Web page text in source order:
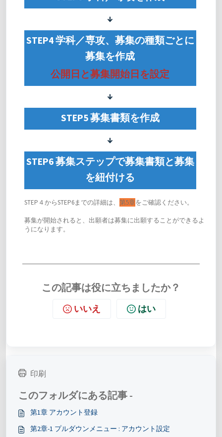
↓
STEP4 学科／専攻、募集の種類ごとに
募集を作成
公開日と募集開始日を設定
↓
STEP5 募集書類を作成
↓
STEP6 募集ステップで募集書類と募集
を紐付ける
STEP４からSTEP6までの詳細は、 第5章をご確認ください。
募集が開始されると、出願者は募集に出願することができるよ
うになります。
この記事は役に立ちましたか？
いいえ はい
印刷
このフォルダにある記事 -
第1章 アカウント登録
第2章-1 プルダウンメニュー : アカウント設定